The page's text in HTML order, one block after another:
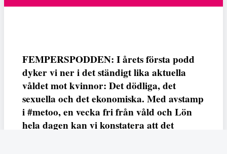
FEMPERSPODDEN: I årets första podd
dyker vi ner i det ständigt lika aktuella
våldet mot kvinnor: Det dödliga, det
sexuella och det ekonomiska. Med avstamp
i #metoo, en vecka fri från våld och Lön
hela dagen kan vi konstatera att det